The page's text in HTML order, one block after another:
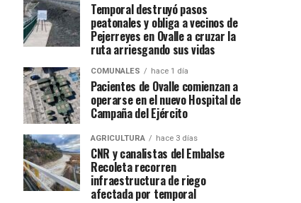
Temporal destruyó pasos
peatonales y obliga a vecinos de
Pejerreyes en Ovalle a cruzar la
ruta arriesgando sus vidas
COMUNALES hace 1 día
Pacientes de Ovalle comienzan a
operarse en el nuevo Hospital de
Campaña del Ejército
AGRICULTURA hace 3 días
CNR y canalistas del Embalse
Recoleta recorren
infraestructura de riego
afectada por temporal